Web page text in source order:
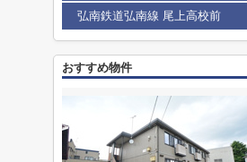
弘南鉄道弘南線 尾上高校前
おすすめ物件